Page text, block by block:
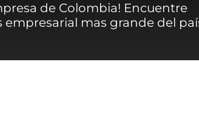
de Colombia! Encuentre
empresarial mas grande del